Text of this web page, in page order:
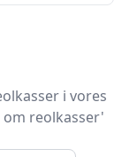
priser, en
fri levering,
i vores
reolkasser'